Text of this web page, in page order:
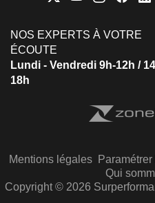
NOS EXPERTS À VOTRE
ÉCOUTE
Lundi - Vendredi 9h-12h /
18h
Mentions légales
Qui
Copyright © 2026